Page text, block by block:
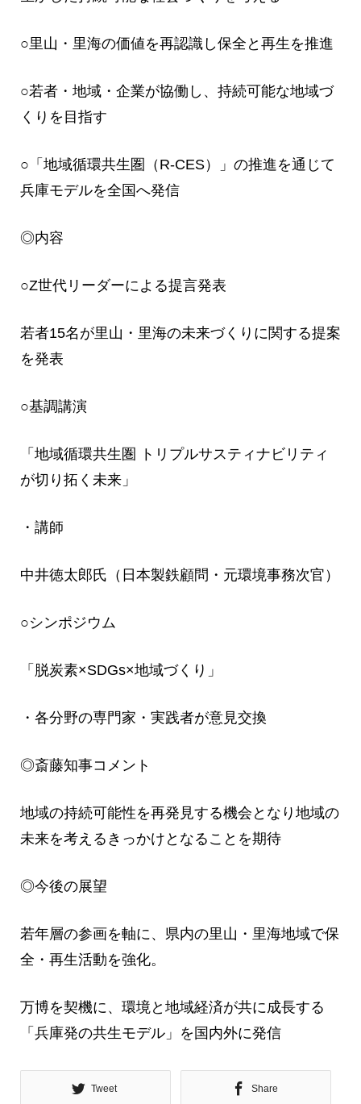
○里山・里海の価値を再認識し保全と再生を推進
○若者・地域・企業が協働し、持続可能な地域づ
くりを目指す
○「地域循環共生圏（R-CES）」の推進を通じて
兵庫モデルを全国へ発信
◎内容
○Z世代リーダーによる提言発表
若者15名が里山・里海の未来づくりに関する提案
を発表
○基調講演
「地域循環共生圏 トリプルサスティナビリティ
が切り拓く未来」
・講師
中井徳太郎氏（日本製鉄顧問・元環境事務次官）
○シンポジウム
「脱炭素×SDGs×地域づくり」
・各分野の専門家・実践者が意見交換
◎斎藤知事コメント
地域の持続可能性を再発見する機会となり地域の
未来を考えるきっかけとなることを期待
◎今後の展望
若年層の参画を軸に、県内の里山・里海地域で保
全・再生活動を強化。
万博を契機に、環境と地域経済が共に成長する
「兵庫発の共生モデル」を国内外に発信
Tweet Share